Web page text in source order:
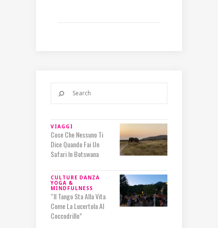
VIAGGI
Cose Che Nessuno Ti
Dice Quando Fai Un
Safari In Botswana
CULTURE DANZA
YOGA &
MINDFULNESS
“Il Tango Sta Alla Vita
Come La Lucertola Al
Coccodrillo”